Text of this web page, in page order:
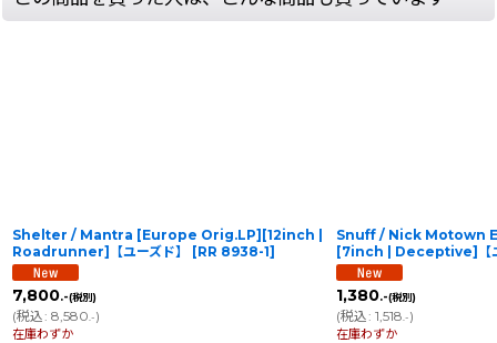
Shelter / Mantra [Europe Orig.LP][12inch |
Roadrunner]【ユーズド】
[RR 8938-1]
7,800.-(税別)
(税込: 8,580 .-)
在庫わずか
Snuff / Nick Motown
[7inch | Deceptive]【
1,380.-(税別)
(税込: 1,518 .-)
在庫わずか